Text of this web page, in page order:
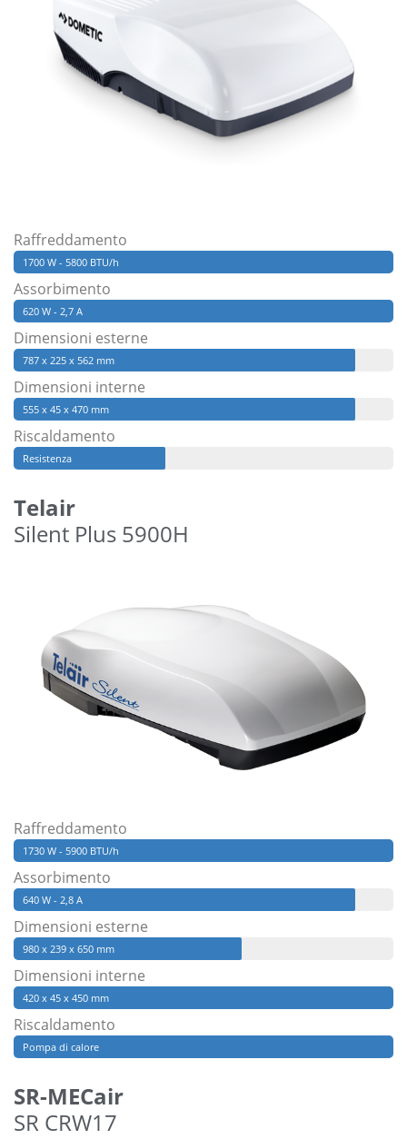
Raffreddamento
1700 W - 5800 BTU/h
Assorbimento
620 W - 2,7 A
Dimensioni esterne
787 x 225 x 562 mm
Dimensioni interne
555 x 45 x 470 mm
Riscaldamento
Resistenza
Telair
Silent Plus 5900H
Raffreddamento
1730 W - 5900 BTU/h
Assorbimento
640 W - 2,8 A
Dimensioni esterne
980 x 239 x 650 mm
Dimensioni interne
420 x 45 x 450 mm
Riscaldamento
Pompa di calore
SR-MECair
SR CRW17